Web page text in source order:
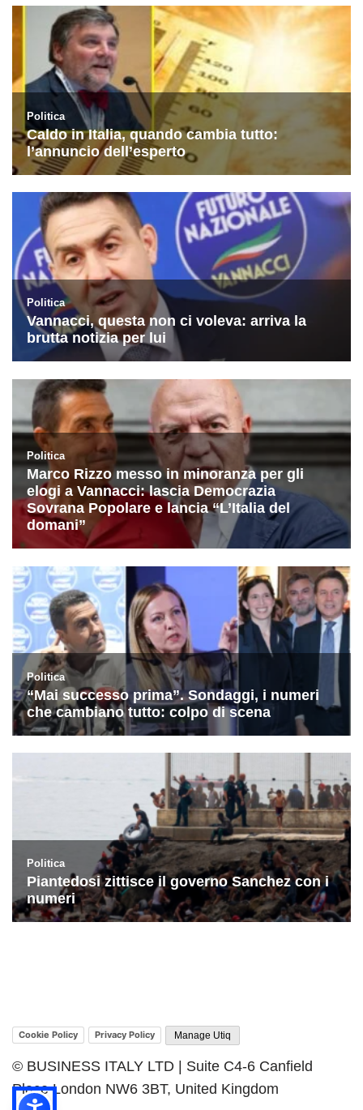
Cookie Policy Privacy Policy Manage Utiq
© BUSINESS ITALY LTD | Suite C4-6 Canfield
Place London NW6 3BT, United Kingdom